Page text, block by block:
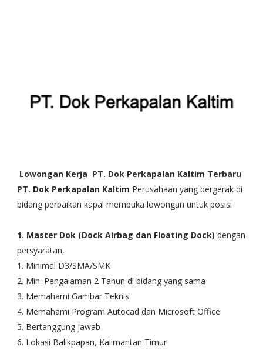
Lowongan Kerja PT. Dok Perkapalan Kaltim Terbaru
PT. Dok Perkapalan Kaltim Perusahaan yang bergerak di
bidang perbaikan kapal membuka lowongan untuk posisi
1. Master Dok (Dock Airbag dan Floating Dock) dengan
persyaratan,
1. Minimal D3/SMA/SMK
2. Min. Pengalaman 2 Tahun di bidang yang sama
3. Memahami Gambar Teknis
4. Memahami Program Autocad dan Microsoft Office
5. Bertanggung jawab
6. Lokasi Balikpapan, Kalimantan Timur